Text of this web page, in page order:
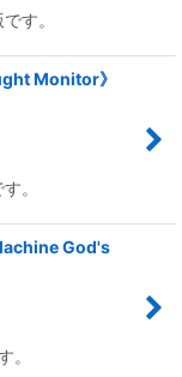
す。
Monitor》
。
God's
。